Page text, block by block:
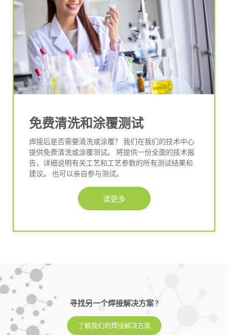
免费清洗和涂覆测试
焊接后是否需要清洗或涂覆？ 我们在我们的技术中心
提供免费清洗或涂覆测试。 将提供一份全面的技术报
告，详细说明有关工艺和工艺参数的所有测试结果和
建议。 也可以亲自参与测试。
读更多
寻找另一个焊接解决方案 ?
了解我们的焊接解决方案